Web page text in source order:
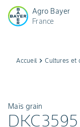
Agro Bayer
France
Accueil keyboard_arrow_rightCultures et
Maïs grain
DKC3595